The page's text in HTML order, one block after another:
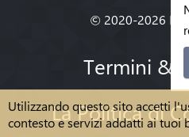
Utilizzando questo sito accetti
contesto e servizi addatti ai tuoi
© 2020-2026
Termini &
La Politica di